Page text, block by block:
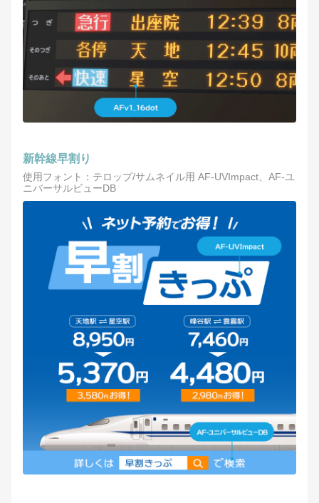
新幹線早割り
使用フォント：テロップ/サムネイル用 AF-UVImpact、AF-ユ
ニバーサルビューDB